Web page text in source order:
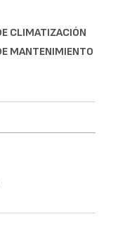
CLIMATIZACIÓN
MANTENIMIENTO